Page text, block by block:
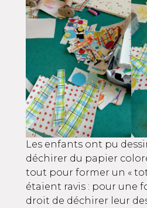
Les enfants ont pu
déchirer du papier
tout pour former un «
étaient ravis : pour une
droit de déchirer leur